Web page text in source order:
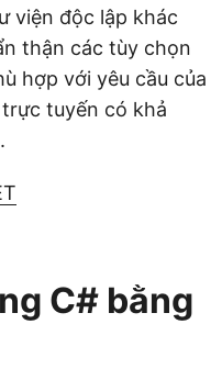
viện độc lập khác
thận các tùy chọn
hợp với yêu cầu của
tuyến có khả
C# bằng